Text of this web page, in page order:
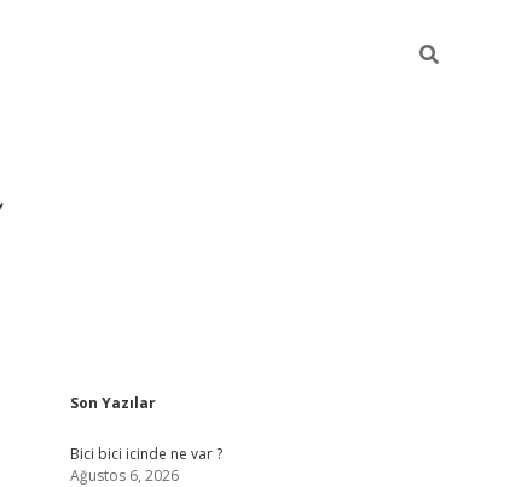
Sidebar
Son Yazılar
Bici bici icinde ne var ?
Ağustos 6, 2026